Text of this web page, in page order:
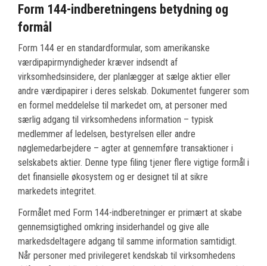
Form 144-indberetningens betydning og
formål
Form 144 er en standardformular, som amerikanske
værdipapirmyndigheder kræver indsendt af
virksomhedsinsidere, der planlægger at sælge aktier eller
andre værdipapirer i deres selskab. Dokumentet fungerer som
en formel meddelelse til markedet om, at personer med
særlig adgang til virksomhedens information – typisk
medlemmer af ledelsen, bestyrelsen eller andre
nøglemedarbejdere – agter at gennemføre transaktioner i
selskabets aktier. Denne type filing tjener flere vigtige formål i
det finansielle økosystem og er designet til at sikre
markedets integritet.
Formålet med Form 144-indberetninger er primært at skabe
gennemsigtighed omkring insiderhandel og give alle
markedsdeltagere adgang til samme information samtidigt.
Når personer med privilegeret kendskab til virksomhedens